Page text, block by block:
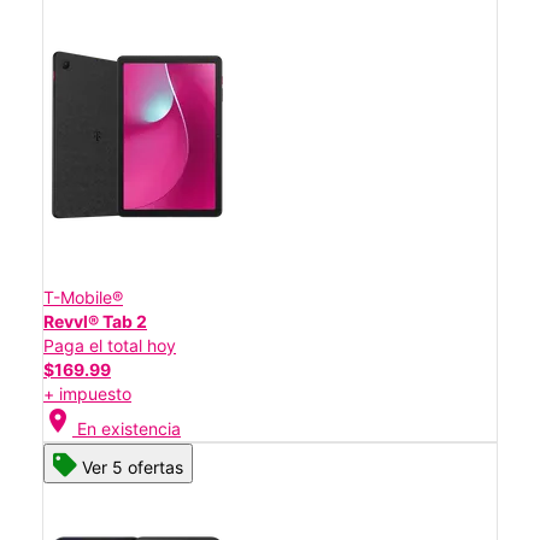
T-Mobile®
Revvl® Tab 2
Paga el total hoy
$169.99
+ impuesto
location_on En existencia
Ver 5 ofertas